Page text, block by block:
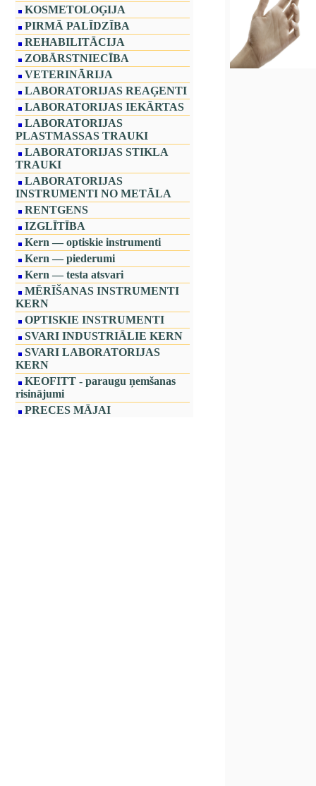
KOSMETOLOĢIJA
PIRMĀ PALĪDZĪBA
REHABILITĀCIJA
ZOBĀRSTNIECĪBA
VETERINĀRIJA
LABORATORIJAS REAĢENTI
LABORATORIJAS IEKĀRTAS
LABORATORIJAS
PLASTMASSAS TRAUKI
LABORATORIJAS STIKLA
TRAUKI
LABORATORIJAS
INSTRUMENTI NO METĀLA
RENTGENS
IZGLĪTĪBA
Kern — optiskie instrumenti
Kern — piederumi
Kern — testa atsvari
MĒRĪŠANAS INSTRUMENTI
KERN
OPTISKIE INSTRUMENTI
SVARI INDUSTRIĀLIE KERN
SVARI LABORATORIJAS
KERN
KEOFITT - paraugu ņemšanas
risinājumi
PRECES MĀJAI